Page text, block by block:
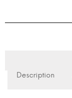
Description